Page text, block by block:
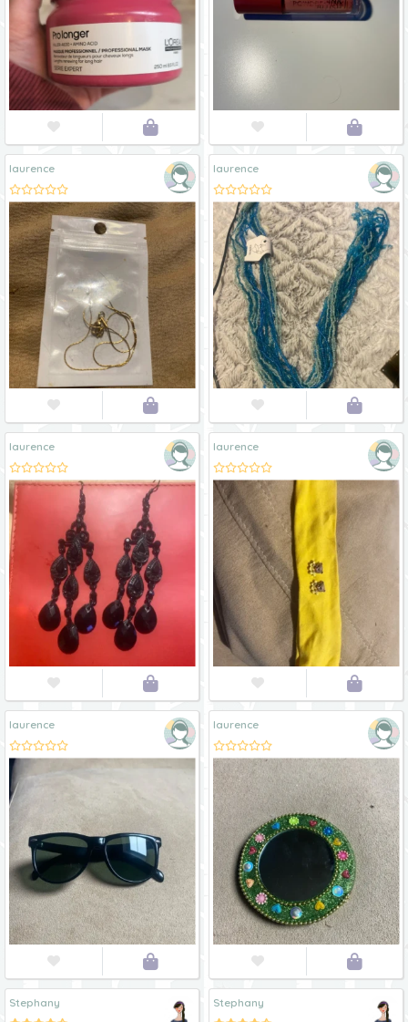
   
laurence
 
laurence
 
laurence
 
laurence
 
laurence
 
laurence
 
Stephany Stephany